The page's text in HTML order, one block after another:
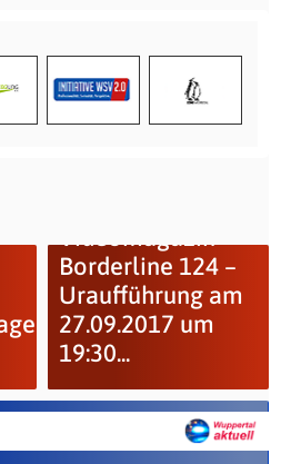
Borderline 124 –
Uraufführung am
27.09.2017 um
19:30...